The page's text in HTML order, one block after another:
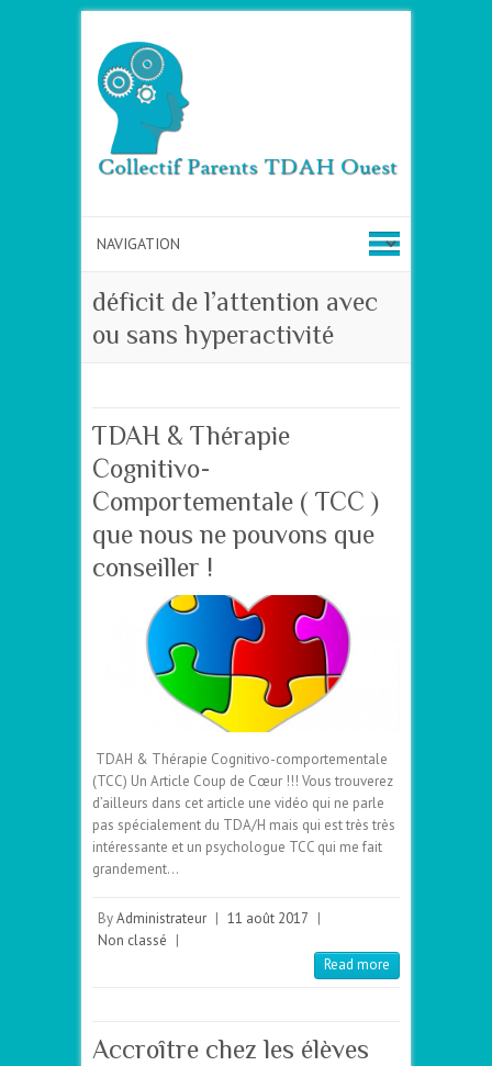
déficit de l’attention avec
ou sans hyperactivité
TDAH & Thérapie
Cognitivo-
Comportementale ( TCC )
que nous ne pouvons que
conseiller !
TDAH & Thérapie Cognitivo-comportementale
(TCC) Un Article Coup de Cœur !!! Vous trouverez
d’ailleurs dans cet article une vidéo qui ne parle
pas spécialement du TDA/H mais qui est très très
intéressante et un psychologue TCC qui me fait
grandement…
ByAdministrateur 11 août 2017
Non classé
Read more
Accroître chez les élèves